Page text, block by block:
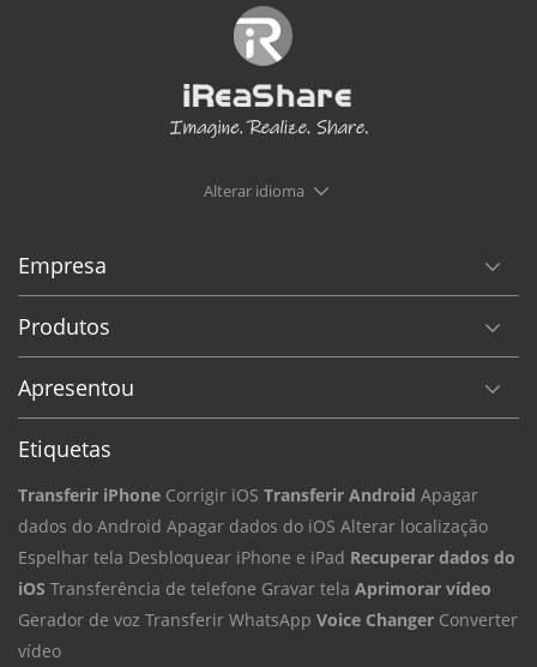
Alterar idioma
Empresa
Produtos
Apresentou
Etiquetas
Transferir iPhone Corrigir iOS Transferir Android Apagar
dados do Android Apagar dados do iOS Alterar localização
Espelhar tela Desbloquear iPhone e iPad Recuperar dados do
iOS Transferência de telefone Gravar tela Aprimorar vídeo
Gerador de voz Transferir WhatsApp Voice Changer Converter
vídeo